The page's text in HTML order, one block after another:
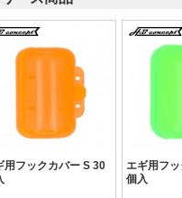
用フックカバー S 30
エギ用フ
個入